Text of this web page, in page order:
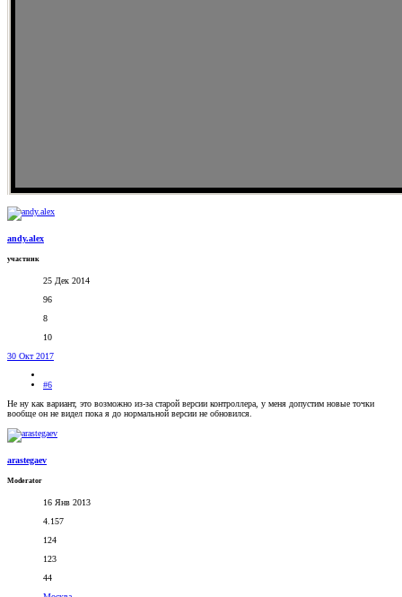
andy.alex
участник
25 Дек 2014
96
8
10
30 Окт 2017
#6
Не ну как вариант, это возможно из-за старой версии контроллера, у меня допустим новые точки
вообще он не видел пока я до нормальной версии не обновился.
arastegaev
Moderator
16 Янв 2013
4.157
124
123
44